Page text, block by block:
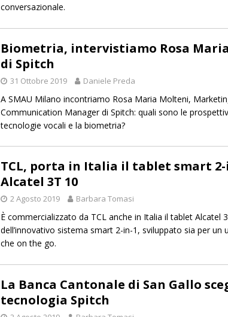
conversazionale.
Biometria, intervistiamo Rosa
di Spitch
31 Ottobre 2019 Daniele Preda
A SMAU Milano incontriamo Rosa Maria Molteni,
Communication Manager di Spitch: quali sono le
tecnologie vocali e la biometria?
TCL, porta in Italia il tablet smart 2-
Alcatel 3T 10
2 Agosto 2019 Barbara Tomasi
È commercializzato da TCL anche in Italia il tablet Alcatel
dell’innovativo sistema smart 2-in-1, sviluppato sia per un
che on the go.
La Banca Cantonale di San Gallo
tecnologia Spitch